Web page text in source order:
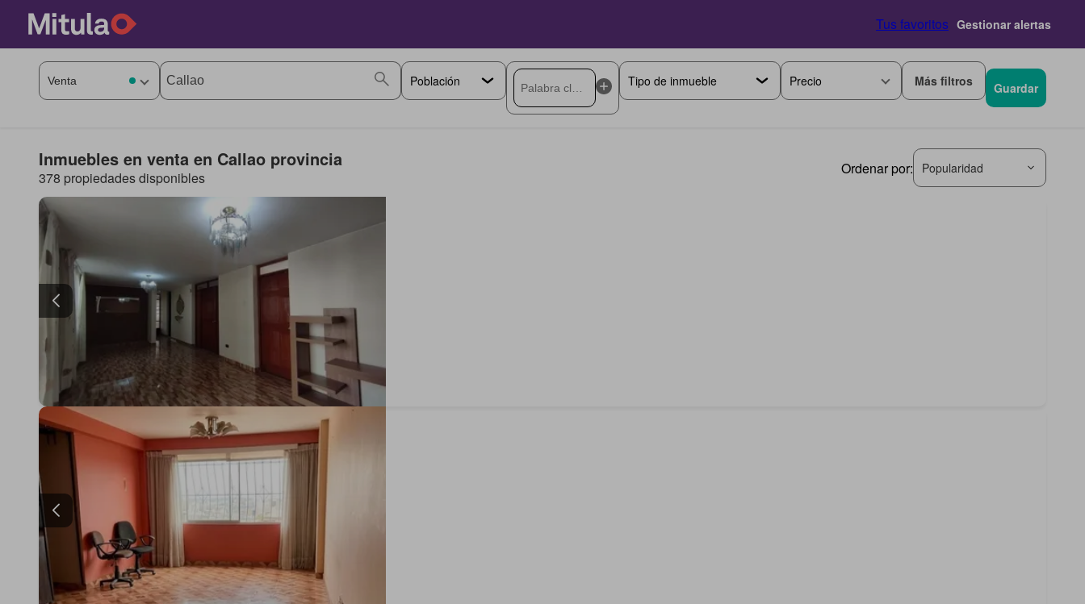
Tus favoritos Gestionar alertas
Precio Más filtros Guardar
Inmuebles en venta en Callao provincia
378 propiedades disponibles
Ordenar por: Popularidad